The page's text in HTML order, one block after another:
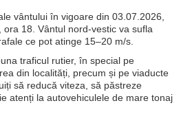
vântului în vigoare din 03.07.2026,
18. Vântul nord-vestic va sufla
ce pot atinge 15–20 m/s.
traficul rutier, în special pe
din localități, precum și pe viaducte
să reducă viteza, să păstreze
atenți la autovehiculele de mare tonaj